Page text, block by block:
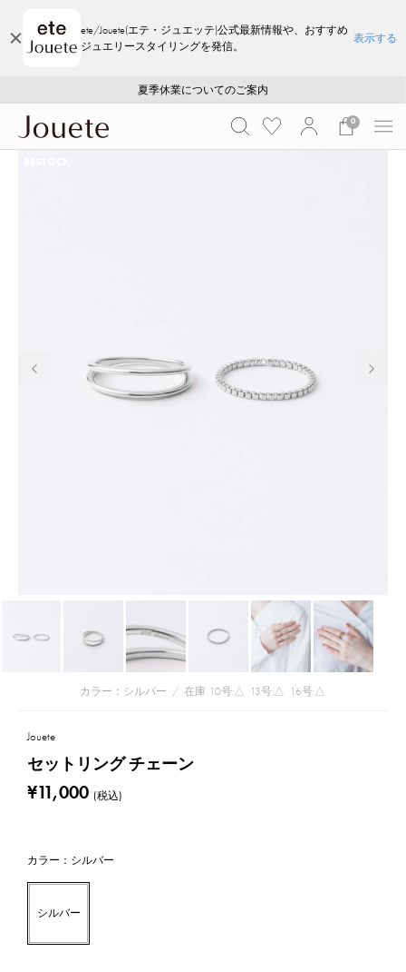
ete/Jouete(エテ・ジュエッテ)公式最新情報や、おすすめ
ジュエリースタイリングを発信。
表示する
採用のご案内
ご注文いただいたお品物のお届け状況について
夏季休業についてのご案内
WEB LIMITED ITEMS >>
採用のご案内
ご注文いただいたお品物のお届け状況について
0
カラー：シルバー / 在庫 10号:△ 13号:△ 16号:△
Jouete
セットリング チェーン
¥11,000 (税込)
カラー：シルバー
シルバー